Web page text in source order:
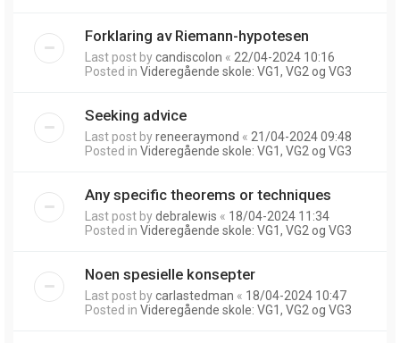
Forklaring av Riemann-hypotesen
Last post bycandiscolon « 22/04-2024 10:16
Posted in Videregående skole: VG1, VG2 og VG3
Seeking advice
Last post byreneeraymond « 21/04-2024 09:48
Posted in Videregående skole: VG1, VG2 og VG3
Any specific theorems or techniques
Last post bydebralewis « 18/04-2024 11:34
Posted in Videregående skole: VG1, VG2 og VG3
Noen spesielle konsepter
Last post bycarlastedman « 18/04-2024 10:47
Posted in Videregående skole: VG1, VG2 og VG3